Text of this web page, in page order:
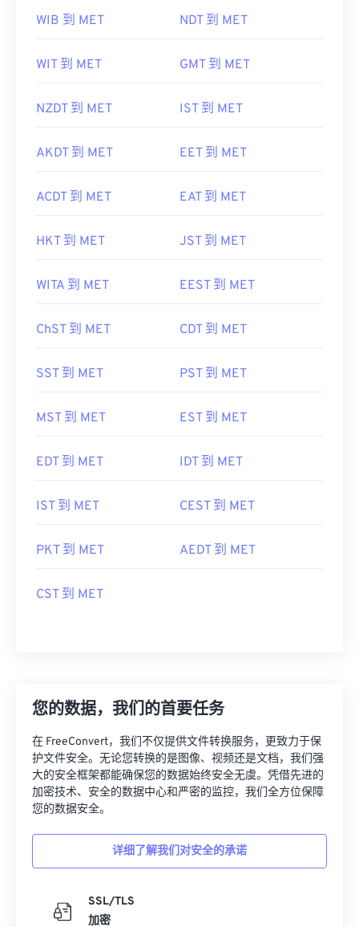
WIB 到 MET NDT 到 MET
WIT 到 MET GMT 到 MET
NZDT 到 MET IST 到 MET
AKDT 到 MET EET 到 MET
ACDT 到 MET EAT 到 MET
HKT 到 MET JST 到 MET
WITA 到 MET EEST 到 MET
ChST 到 MET CDT 到 MET
SST 到 MET PST 到 MET
MST 到 MET EST 到 MET
EDT 到 MET IDT 到 MET
IST 到 MET CEST 到 MET
PKT 到 MET AEDT 到 MET
CST 到 MET
您的数据，我们的首要任务
在 FreeConvert，我们不仅提供文件转换服务，更致力于保
护文件安全。无论您转换的是图像、视频还是文档，我们强
大的安全框架都能确保您的数据始终安全无虞。凭借先进的
加密技术、安全的数据中心和严密的监控，我们全方位保障
您的数据安全。
详细了解我们对安全的承诺
SSL/TLS
加密